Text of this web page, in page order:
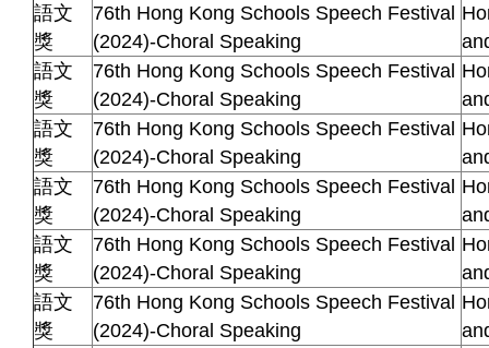
語文
獎
76th Hong Kong Schools Speech Festival
(2024)-Choral Speaking
語文
獎
76th Hong Kong Schools Speech Festival
(2024)-Choral Speaking
語文
獎
76th Hong Kong Schools Speech Festival
(2024)-Choral Speaking
語文
獎
76th Hong Kong Schools Speech Festival
(2024)-Choral Speaking
語文
獎
76th Hong Kong Schools Speech Festival
(2024)-Choral Speaking
語文
獎
76th Hong Kong Schools Speech Festival
(2024)-Choral Speaking